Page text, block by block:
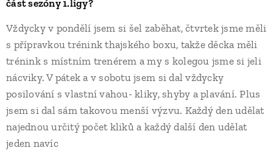
část sezóny 1.ligy?
Vždycky v pondělí jsem si šel zaběhat, čtvrtek jsme měli
s přípravkou trénink thajského boxu, takže děcka měli
trénink s místním trenérem a my s kolegou jsme si jeli
nácviky. V pátek a v sobotu jsem si dal vždycky
posilování s vlastní vahou- kliky, shyby a plavání. Plus
jsem si dal sám takovou menší výzvu. Každý den udělat
najednou určitý počet kliků a každý další den udělat
jeden navíc